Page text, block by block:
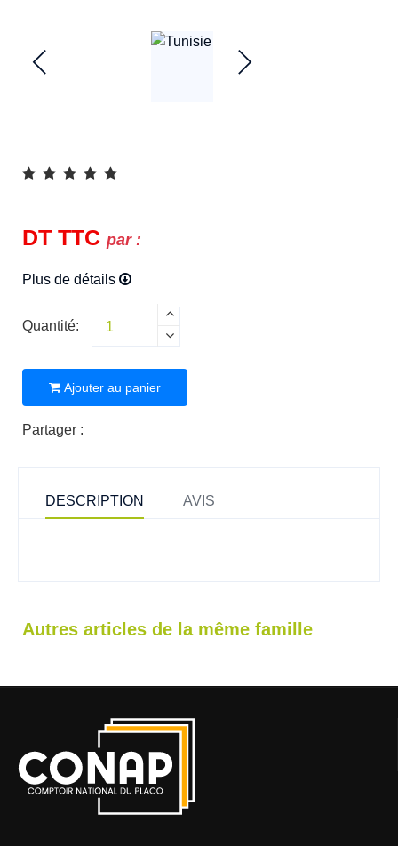
DT TTC par :
Plus de détails
Quantité:
Ajouter au panier
Partager :
DESCRIPTION AVIS
Autres articles de la même famille